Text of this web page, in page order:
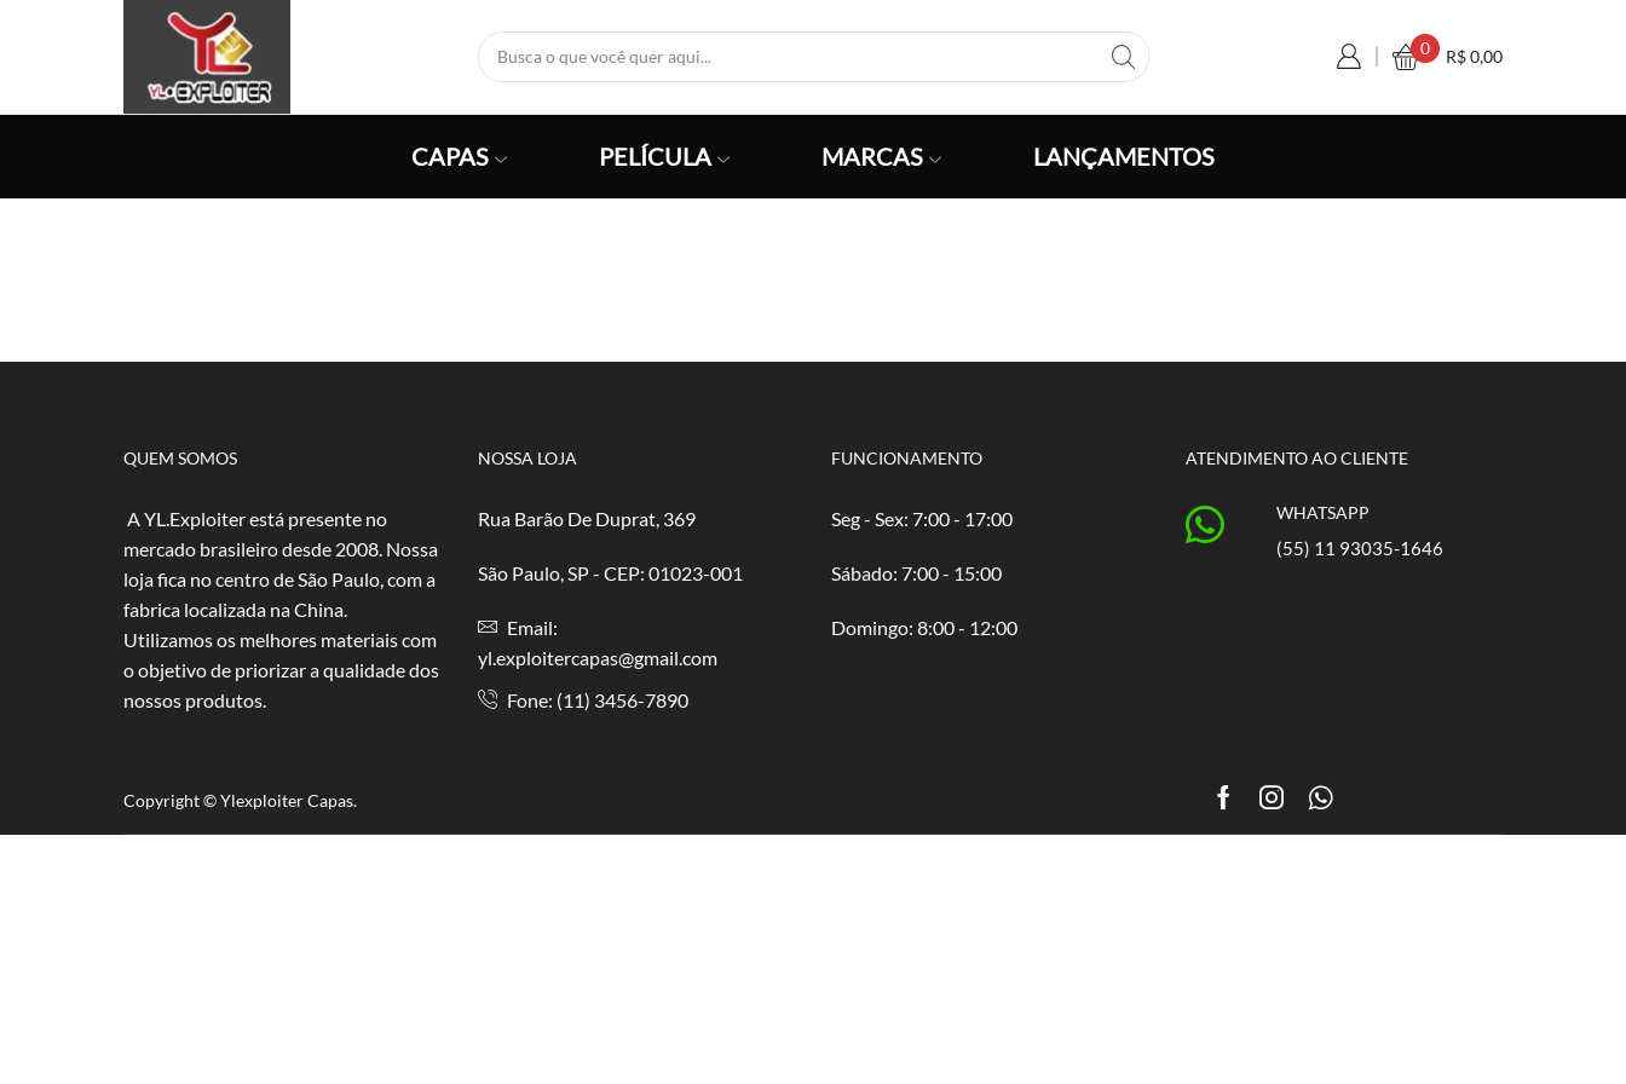
0 R$0,00
CAPAS PELÍCULA MARCAS LANÇAMENTOS
QUEM SOMOS
A YL.Exploiter está presente no
mercado brasileiro desde 2008. Nossa
loja fica no centro de São Paulo, com a
fabrica localizada na China.
Utilizamos os melhores materiais com
o objetivo de priorizar a qualidade dos
nossos produtos.
NOSSA LOJA
Rua Barão De Duprat, 369
São Paulo, SP - CEP: 01023-001
Email:
yl.exploitercapas@gmail.com
Fone: (11) 3456-7890
FUNCIONAMENTO
Seg - Sex: 7:00 - 17:00
​​Sábado: 7:00 - 15:00
​Domingo: 8:00 - 12:00
ATENDIMENTO AO CLIENTE
WHATSAPP
(55) 11 93035-1646
Copyright © Ylexploiter Capas. Facebook
InstagramWhatsapp